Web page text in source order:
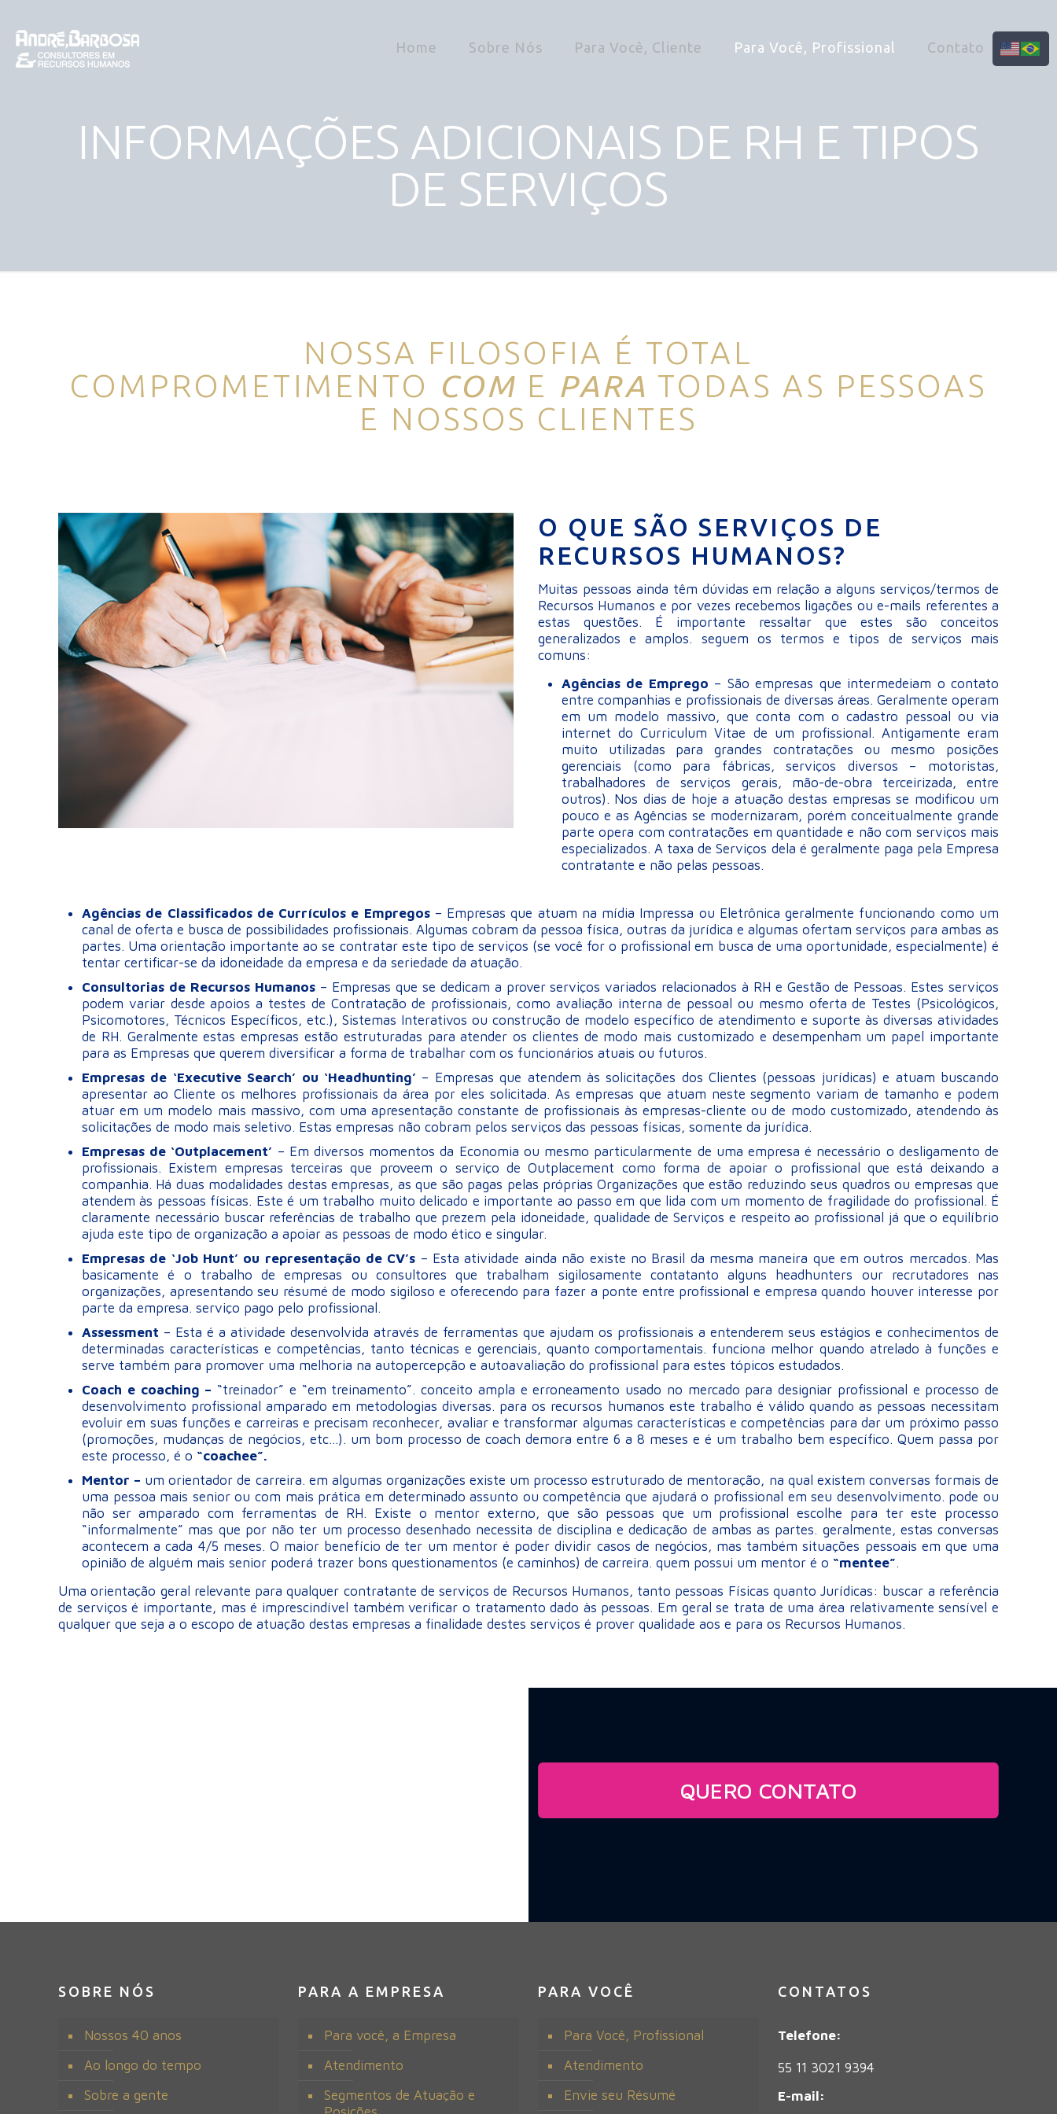
Home Sobre Nós Para Você, Cliente Para Você, Profissional Contato
INFORMAÇÕES ADICIONAIS DE RH E TIPOS
DE SERVIÇOS
NOSSA FILOSOFIA É TOTAL
COMPROMETIMENTO COM E PARA TODAS AS PESSOAS
E NOSSOS CLIENTES
O QUE SÃO SERVIÇOS DE
RECURSOS HUMANOS?
Muitas pessoas ainda têm dúvidas em relação a alguns serviços/termos de
Recursos Humanos e por vezes recebemos ligações ou e-mails referentes a
estas questões. É importante ressaltar que estes são conceitos
generalizados e amplos. seguem os termos e tipos de serviços mais
comuns:
Agências de Emprego – São empresas que intermedeiam o contato
entre companhias e profissionais de diversas áreas. Geralmente operam
em um modelo massivo, que conta com o cadastro pessoal ou via
internet do Curriculum Vitae de um profissional. Antigamente eram
muito utilizadas para grandes contratações ou mesmo posições
gerenciais (como para fábricas, serviços diversos – motoristas,
trabalhadores de serviços gerais, mão-de-obra terceirizada, entre
outros). Nos dias de hoje a atuação destas empresas se modificou um
pouco e as Agências se modernizaram, porém conceitualmente grande
parte opera com contratações em quantidade e não com serviços mais
especializados. A taxa de Serviços dela é geralmente paga pela Empresa
contratante e não pelas pessoas.
Agências de Classificados de Currículos e Empregos– Empresas que atuam na mídia Impressa ou Eletrônica geralmente funcionando como um
canal de oferta e busca de possibilidades profissionais. Algumas cobram da pessoa física, outras da jurídica e algumas ofertam serviços para ambas as
partes. Uma orientação importante ao se contratar este tipo de serviços (se você for o profissional em busca de uma oportunidade, especialmente) é
tentar certificar-se da idoneidade da empresa e da seriedade da atuação.
Consultorias de Recursos Humanos– Empresas que se dedicam a prover serviços variados relacionados à RH e Gestão de Pessoas. Estes serviços
podem variar desde apoios a testes de Contratação de profissionais, como avaliação interna de pessoal ou mesmo oferta de Testes (Psicológicos,
Psicomotores, Técnicos Específicos, etc.), Sistemas Interativos ou construção de modelo específico de atendimento e suporte às diversas atividades
de RH. Geralmente estas empresas estão estruturadas para atender os clientes de modo mais customizado e desempenham um papel importante
para as Empresas que querem diversificar a forma de trabalhar com os funcionários atuais ou futuros.
Empresas de ‘Executive Search’ ou ‘Headhunting’ – Empresas que atendem às solicitações dos Clientes (pessoas jurídicas) e atuam buscando
apresentar ao Cliente os melhores profissionais da área por eles solicitada. As empresas que atuam neste segmento variam de tamanho e podem
atuar em um modelo mais massivo, com uma apresentação constante de profissionais às empresas-cliente ou de modo customizado, atendendo às
solicitações de modo mais seletivo. Estas empresas não cobram pelos serviços das pessoas físicas, somente da jurídica.
Empresas de ‘Outplacement’ – Em diversos momentos da Economia ou mesmo particularmente de uma empresa é necessário o desligamento de
profissionais. Existem empresas terceiras que proveem o serviço de Outplacement como forma de apoiar o profissional que está deixando a
companhia. Há duas modalidades destas empresas, as que são pagas pelas próprias Organizações que estão reduzindo seus quadros ou empresas que
atendem às pessoas físicas. Este é um trabalho muito delicado e importante ao passo em que lida com um momento de fragilidade do profissional. É
claramente necessário buscar referências de trabalho que prezem pela idoneidade, qualidade de Serviços e respeito ao profissional já que o equilíbrio
ajuda este tipo de organização a apoiar as pessoas de modo ético e singular.
Empresas de ‘Job Hunt’ ou representação de CV’s – Esta atividade ainda não existe no Brasil da mesma maneira que em outros mercados. Mas
basicamente é o trabalho de empresas ou consultores que trabalham sigilosamente contatanto alguns headhunters our recrutadores nas
organizações, apresentando seu résumé de modo sigiloso e oferecendo para fazer a ponte entre profissional e empresa quando houver interesse por
parte da empresa. serviço pago pelo profissional.
Assessment – Esta é a atividade desenvolvida através de ferramentas que ajudam os profissionais a entenderem seus estágios e conhecimentos de
determinadas características e competências, tanto técnicas e gerenciais, quanto comportamentais. funciona melhor quando atrelado à funções e
serve também para promover uma melhoria na autopercepção e autoavaliação do profissional para estes tópicos estudados.
Coach e coaching – “treinador” e “em treinamento”. conceito ampla e erroneamento usado no mercado para designiar profissional e processo de
desenvolvimento profissional amparado em metodologias diversas. para os recursos humanos este trabalho é válido quando as pessoas necessitam
evoluir em suas funções e carreiras e precisam reconhecer, avaliar e transformar algumas características e competências para dar um próximo passo
(promoções, mudanças de negócios, etc...). um bom processo de coach demora entre 6 a 8 meses e é um trabalho bem específico. Quem passa por
este processo, é o “coachee”.
Mentor – um orientador de carreira. em algumas organizações existe um processo estruturado de mentoração, na qual existem conversas formais de
uma pessoa mais senior ou com mais prática em determinado assunto ou competência que ajudará o profissional em seu desenvolvimento. pode ou
não ser amparado com ferramentas de RH. Existe o mentor externo, que são pessoas que um profissional escolhe para ter este processo
“informalmente” mas que por não ter um processo desenhado necessita de disciplina e dedicação de ambas as partes. geralmente, estas conversas
acontecem a cada 4/5 meses. O maior benefício de ter um mentor é poder dividir casos de negócios, mas também situações pessoais em que uma
opinião de alguém mais senior poderá trazer bons questionamentos (e caminhos) de carreira. quem possui um mentor é o “mentee”.
Uma orientação geral relevante para qualquer contratante de serviços de Recursos Humanos, tanto pessoas Físicas quanto Jurídicas: buscar a referência
de serviços é importante, mas é imprescindível também verificar o tratamento dado às pessoas. Em geral se trata de uma área relativamente sensível e
qualquer que seja a o escopo de atuação destas empresas a finalidade destes serviços é prover qualidade aos e para os Recursos Humanos.
QUERO CONTATO
SOBRE NÓS
Nossos 40 anos
Ao longo do tempo
Sobre a gente
PARA A EMPRESA
Para você, a Empresa
Atendimento
Segmentos de Atuação e
PARA VOCÊ
Para Você, Profissional
Atendimento
Envie seu Résumé
CONTATOS
Telefone:
55 11 3021 9394
E-mail: